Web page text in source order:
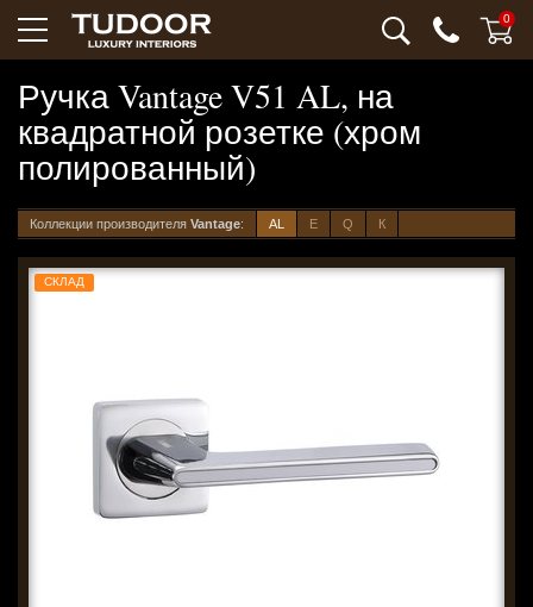
0
Ручка Vantage V51 AL, на
квадратной розетке (хром
полированный)
Коллекции производителя Vantage: AL E Q К
СКЛАД